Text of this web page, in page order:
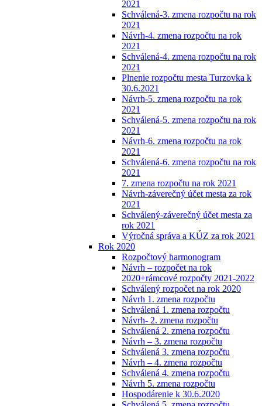
2021
Schválená-3. zmena rozpočtu na rok
2021
Návrh-4. zmena rozpočtu na rok
2021
Schválená-4. zmena rozpočtu na rok
2021
Plnenie rozpočtu mesta Turzovka k
30.6.2021
Návrh-5. zmena rozpočtu na rok
2021
Schválená-5. zmena rozpočtu na rok
2021
Návrh-6. zmena rozpočtu na rok
2021
Schválená-6. zmena rozpočtu na rok
2021
7. zmena rozpočtu na rok 2021
Návrh-záverečný účet mesta za rok
2021
Schválený-záverečný účet mesta za
rok 2021
Výročná správa a KÚZ za rok 2021
Rok 2020
Rozpočtový harmonogram
Návrh – rozpočet na rok
2020+rámcové rozpočty 2021-2022
Schválený rozpočet na rok 2020
Návrh 1. zmena rozpočtu
Schválená 1. zmena rozpočtu
Návrh- 2. zmena rozpočtu
Schválená 2. zmena rozpočtu
Návrh – 3. zmena rozpočtu
Schválená 3. zmena rozpočtu
Návrh – 4. zmena rozpočtu
Schválená 4. zmena rozpočtu
Návrh 5. zmena rozpočtu
Hospodárenie k 30.6.2020